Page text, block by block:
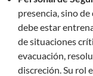
presencia, sino
debe estar
de situaciones
evacuación,
discreción. Su rol